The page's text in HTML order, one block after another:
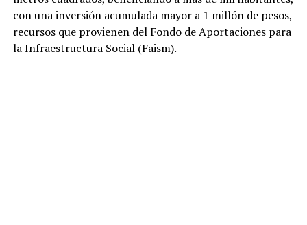
con una inversión acumulada mayor a 1 millón de pesos,
recursos que provienen del Fondo de Aportaciones para
la Infraestructura Social (Faism).